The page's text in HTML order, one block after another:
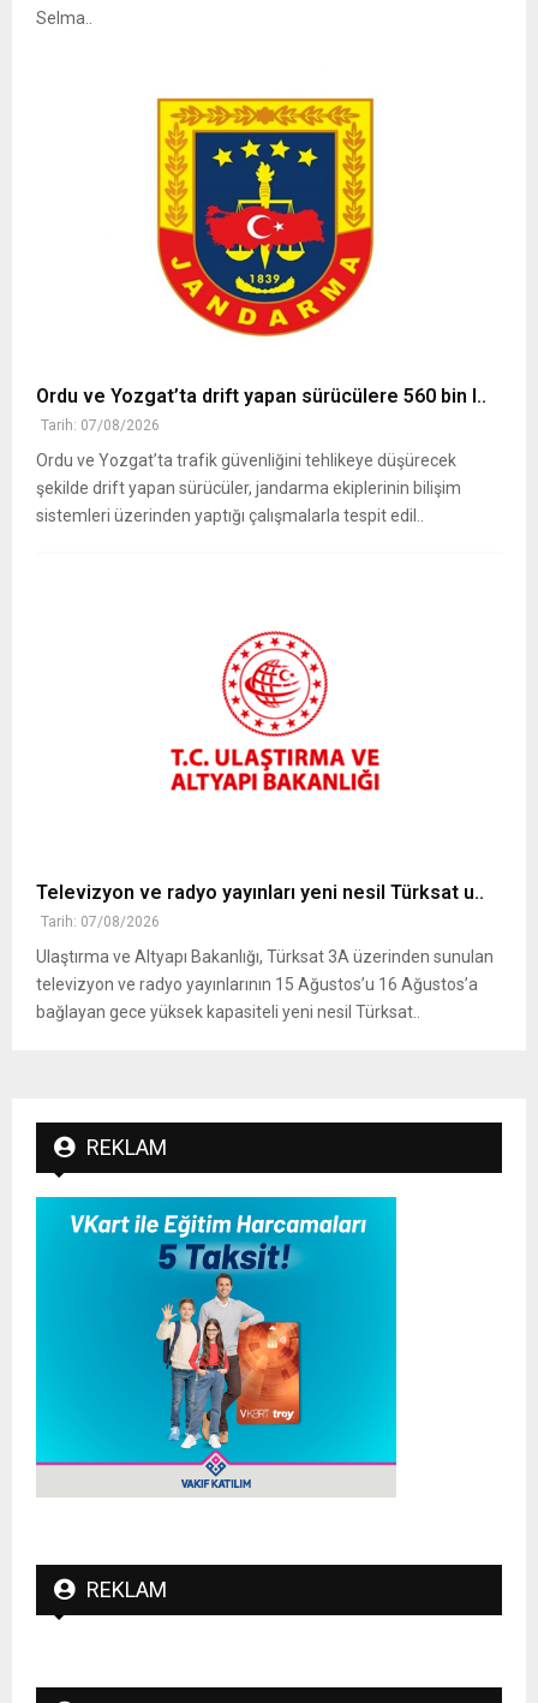
Selma..
Ordu ve Yozgat’ta drift yapan sürücülere 560 bin l..
Tarih: 07/08/2026
Ordu ve Yozgat’ta trafik güvenliğini tehlikeye düşürecek
şekilde drift yapan sürücüler, jandarma ekiplerinin bilişim
sistemleri üzerinden yaptığı çalışmalarla tespit edil..
Televizyon ve radyo yayınları yeni nesil Türksat u..
Tarih: 07/08/2026
Ulaştırma ve Altyapı Bakanlığı, Türksat 3A üzerinden sunulan
televizyon ve radyo yayınlarının 15 Ağustos’u 16 Ağustos’a
bağlayan gece yüksek kapasiteli yeni nesil Türksat..
REKLAM
REKLAM